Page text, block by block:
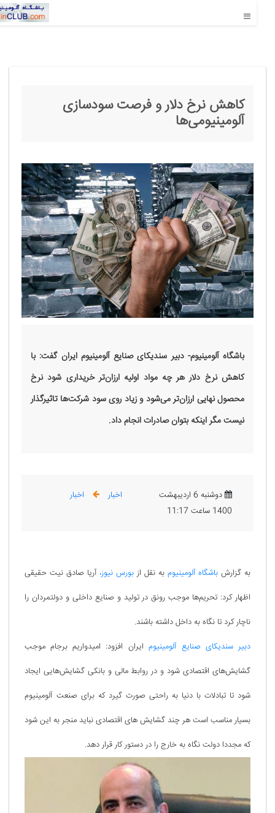
کاهش نرخ دلار و فرصت سودسازی
آلومینیومی‌ها
باشگاه آلومینیوم- دبیر سندیکای صنایع آلومینیوم ایران گفت: با
کاهش نرخ دلار هر چه مواد اولیه ارزان‌تر خریداری شود نرخ
محصول نهایی ارزان‌تر می‌شود و زیاد روی سود شرکت‌ها تاثیرگذار
نیست مگر اینکه بتوان صادرات انجام داد.
دوشنبه 6 اردیبهشت
1400 ساعت 11:17
اخبار اخبار
به گزارشباشگاه آلومینیومبه نقل از بورس نیوز،آریا صادق نیت حقیقی
اظهار کرد: تحریم‌ها موجب رونق در تولید و صنایع داخلی و دولتمردان را
ناچار کرد تا نگاه به داخل داشته باشند.
دبیر سندیکای صنایع آلومینیومایران افزود: امیدواریم برجام موجب
گشایش‌های اقتصادی شود و در روابط مالی و بانکی گشایش‌هایی ایجاد
شود تا تبادلات با دنیا به راحتی صورت گیرد که برای صنعت آلومینیوم
بسیار مناسب است هر چند گشایش های اقتصادی نباید منجر به این شود
که مجددا دولت نگاه به خارج را در دستور کار قرار دهد.